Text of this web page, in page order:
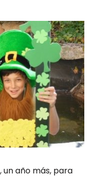
un año más, para